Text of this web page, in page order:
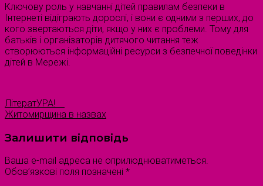
Ключову роль у навчанні дітей правилам безпеки в
Інтернеті відіграють дорослі, і вони є одними з перших, до
кого звертаються діти, якщо у них є проблеми. Тому для
батьків і організаторів дитячого читання теж
створюються інформаційні ресурси з безпечної поведінки
дітей в Мережі.
ЛітератУРА!
Житомирщина в назвах
Залишити відповідь
Ваша e-mail адреса не оприлюднюватиметься.
Обов’язкові поля позначені *